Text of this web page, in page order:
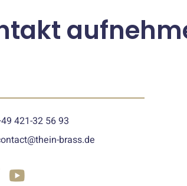
421-32 56 93
brass.de